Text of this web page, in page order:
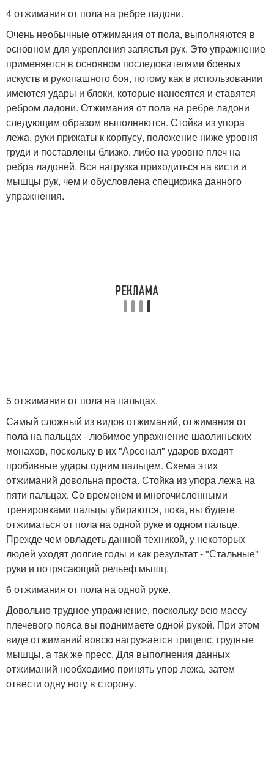
4 отжимания от пола на ребре ладони.
Очень необычные отжимания от пола, выполняются в
основном для укрепления запястья рук. Это упражнение
применяется в основном последователями боевых
искуств и рукопашного боя, потому как в использовании
имеются удары и блоки, которые наносятся и ставятся
ребром ладони. Отжимания от пола на ребре ладони
следующим образом выполняются. Стойка из упора
лежа, руки прижаты к корпусу, положение ниже уровня
груди и поставлены близко, либо на уровне плеч на
ребра ладоней. Вся нагрузка приходиться на кисти и
мышцы рук, чем и обусловлена специфика данного
упражнения.
5 отжимания от пола на пальцах.
Самый сложный из видов отжиманий, отжимания от
пола на пальцах - любимое упражнение шаолиньских
монахов, поскольку в их "Арсенал" ударов входят
пробивные удары одним пальцем. Схема этих
отжиманий довольна проста. Стойка из упора лежа на
пяти пальцах. Со временем и многочисленными
тренировками пальцы убираются, пока, вы будете
отжиматься от пола на одной руке и одном пальце.
Прежде чем овладеть данной техникой, у некоторых
людей уходят долгие годы и как результат - "Стальные"
руки и потрясающий рельеф мышц.
6 отжимания от пола на одной руке.
Довольно трудное упражнение, поскольку всю массу
плечевого пояса вы поднимаете одной рукой. При этом
виде отжиманий вовсю нагружается трицепс, грудные
мышцы, а так же пресс. Для выполнения данных
отжиманий необходимо принять упор лежа, затем
отвести одну ногу в сторону.